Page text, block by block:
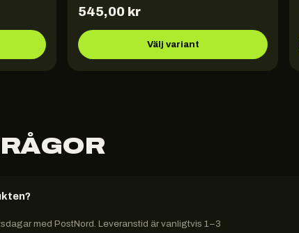
545,00 kr
Välj variant
med PostNord. Leveranstid är vanligtvis 1–3